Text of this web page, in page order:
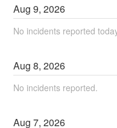
Aug9,2026
No incidents reported
Aug8,2026
No incidents reported.
Aug7,2026